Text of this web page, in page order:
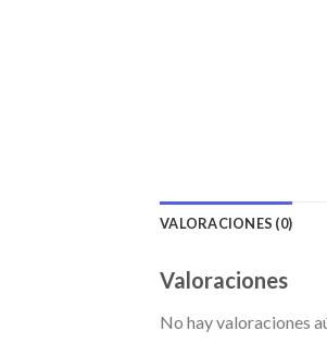
VALORACIONES (0)
Valoraciones
No hay valoraciones